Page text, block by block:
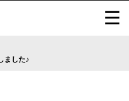
ました♪